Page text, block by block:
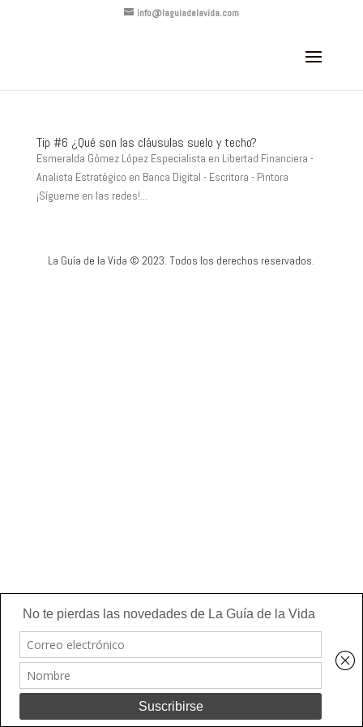
info@laguiadelavida.com
Tip #6 ¿Qué son las cláusulas suelo y techo?
Esmeralda Gómez López Especialista en Libertad Financiera -
Analista Estratégico en Banca Digital - Escritora - Pintora
¡Sígueme en las redes!...
La Guía de la Vida © 2023. Todos los derechos reservados.
Utilizo cookies para asegurar que doy la mejor experiencia al
usuario en mi sitio web. Si continúa utilizando este sitio asumo
Ok
Leer más